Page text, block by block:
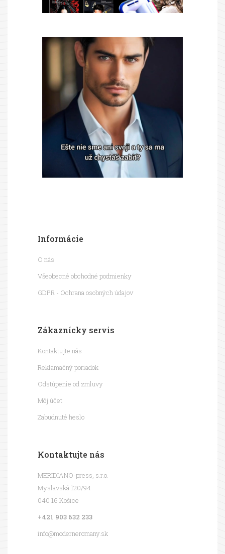
Informácie
O nás
Všeobecné obchodné podmienky
GDPR - Ochrana osobných údajov
Zákaznícky servis
Kontaktujte nás
Reklamačný poriadok
Odstúpenie od zmluvy
Môj účet
Zabudnuté heslo
Kontaktujte nás
MERIDIANO-press, s.r.o.
Myslavská 120/94
040 16 Košice
+421 903 632 233
info@moderneromany.sk